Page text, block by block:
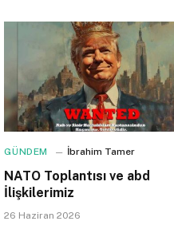
GÜNDEM İbrahim Tamer
NATO Toplantısı ve abd
İlişkilerimiz
26 Haziran 2026